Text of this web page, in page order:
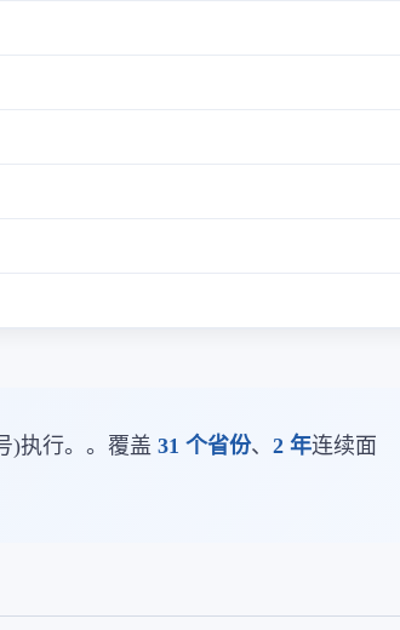
)执行。。覆盖 31 个省份、 2 年连续面